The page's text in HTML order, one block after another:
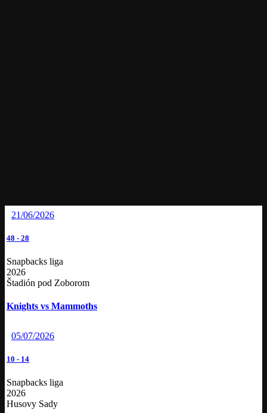
21/06/2026
48 - 28
Snapbacks liga
2026
Štadión pod Zoborom
Knights vs Mammoths
05/07/2026
10 - 14
Snapbacks liga
2026
Husovy Sady